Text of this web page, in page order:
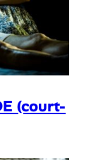
(court-